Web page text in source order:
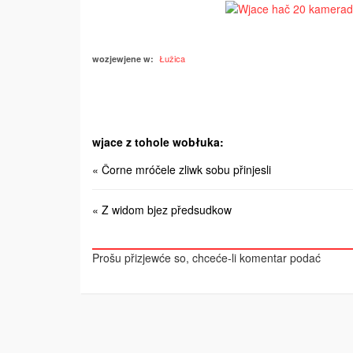
wozjewjene w: Łužica
wjace z tohole wobłuka:
« Čorne mróčele zliwk sobu přinjesli
« Z widom bjez předsudkow
Prošu přizjewće so, chceće-li komentar podać